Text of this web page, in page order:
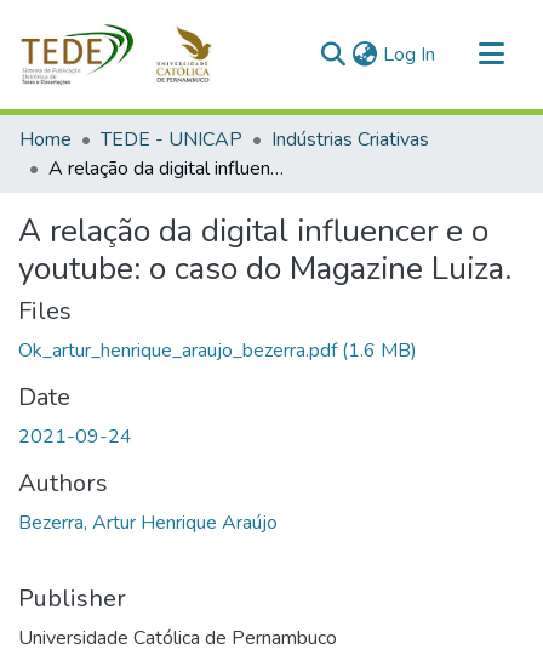
Log In (current)
Communities & Collections
All of DSpace
Home TEDE - UNICAP
Indústrias Criativas
A relação da digital influencer e o youtube: o caso do Magazine Luiza.
A relação da digital influencer e o
youtube: o caso do Magazine Luiza.
Files
Ok_artur_henrique_araujo_bezerra.pdf(1.6 MB)
Date
2021-09-24
Authors
Bezerra, Artur Henrique Araújo
Publisher
Universidade Católica de Pernambuco